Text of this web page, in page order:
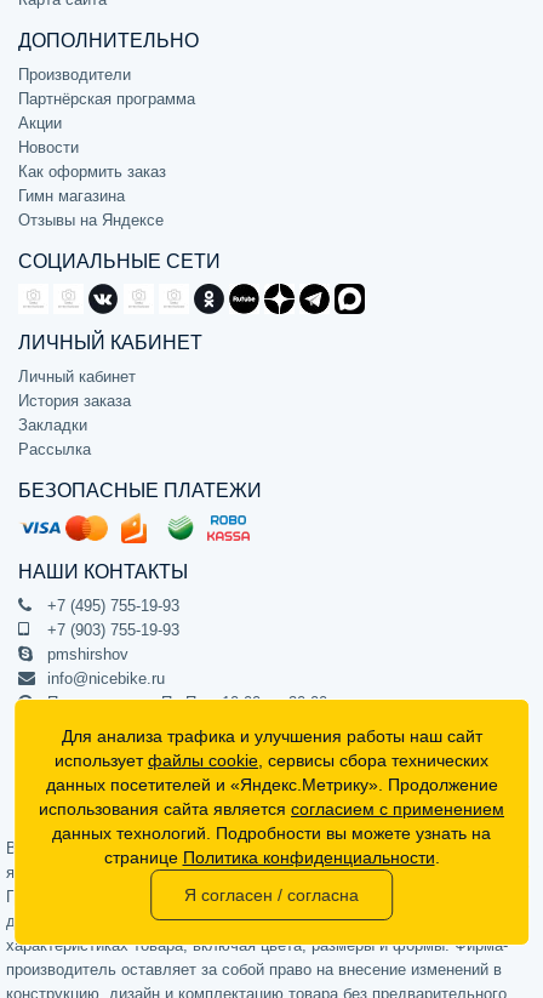
ДОПОЛНИТЕЛЬНО
Производители
Партнёрская программа
Акции
Новости
Как оформить заказ
Гимн магазина
Отзывы на Яндексе
СОЦИАЛЬНЫЕ СЕТИ
ЛИЧНЫЙ КАБИНЕТ
Личный кабинет
История заказа
Закладки
Рассылка
БЕЗОПАСНЫЕ ПЛАТЕЖИ
НАШИ КОНТАКТЫ
+7 (495) 755-19-93
+7 (903) 755-19-93
pmshirshov
info@nicebike.ru
Прием звонков Пн-Пт с 10:00 до 20:00
ПВЗ Пн-Пт с 10:00 до 20:00
г. Москва, ул. Барклая 13с1
подъезд 1, цокольный этаж, офис 1
Официальный интернет-магазин NiceBike © 2012 - 2026
Вся информация на сайте носит ознакомительный характер, не
является публичной офертой (определяемой положениями Статьи 437
Гражданского кодекса РФ) и не может в полной мере передавать
достоверную информацию о свойствах, комплектации и
характеристиках товара, включая цвета, размеры и формы. Фирма-
производитель оставляет за собой право на внесение изменений в
конструкцию, дизайн и комплектацию товара без предварительного
Для анализа трафика и улучшения работы наш сайт
используетфайлы cookie , сервисы сбора технических
данных посетителей и «Яндекс.Метрику». Продолжение
использования сайта является согласием с применением
данных технологий. Подробности вы можете узнать на
странице Политика конфиденциальности
Я согласен / согласна